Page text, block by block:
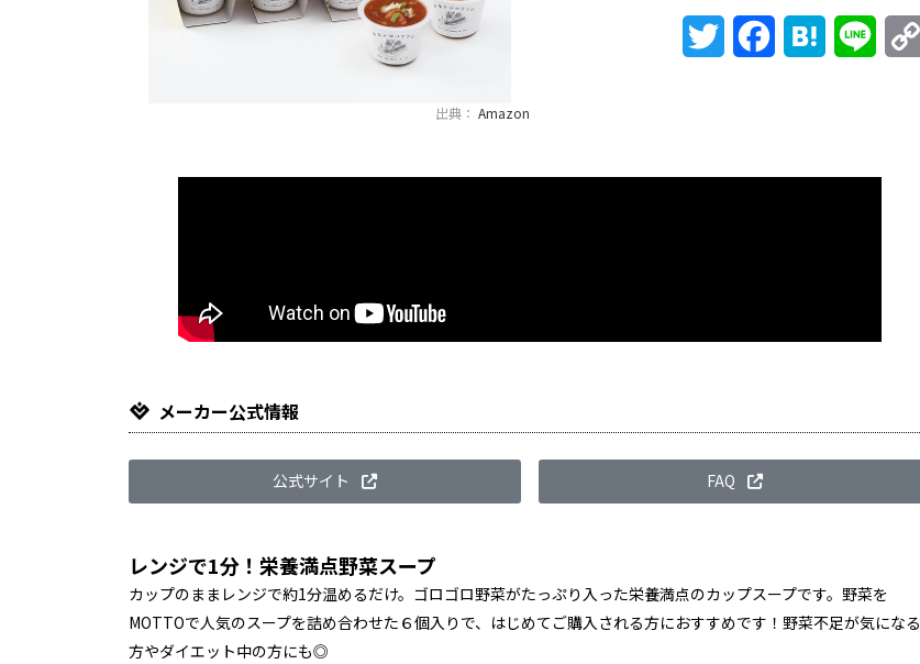
出典： Amazon
Twitter FacebookHatena Line
メーカー公式情報
公式サイト FAQ
レンジで1分！栄養満点野菜スープ
カップのままレンジで約1分温めるだけ。ゴロゴロ野菜がたっぷり入った栄養満点のカップスープです。野菜を
MOTTOで人気のスープを詰め合わせた６個入りで、はじめてご購入される方におすすめです！野菜不足が気になる
方やダイエット中の方にも◎